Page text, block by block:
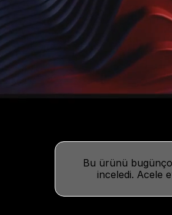
Bu ürünü bugün
inceledi. Acele